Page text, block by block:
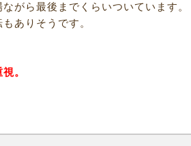
がら最後までくらいついています。
ありそうです。
。